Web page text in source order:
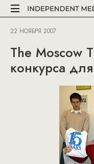
22 НОЯБРЯ 2007
The Moscow
конкурса